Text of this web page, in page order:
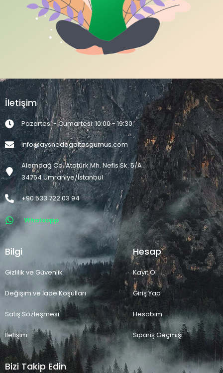
İletişim
Pazartesi - Cumartesi: 10:00 - 19:30
info@ayshedogaltasgumus.com
Alemdağ Cd. Atatürk Mh. Nefis Sk. 5/A
34764 Ümraniye/İstanbul
+90 533 722 03 94
Whatsapp
Bilgi
Gizlilik ve Güvenlik
Değişim ve İade Koşulları
Satış Sözleşmesi
İletişim
Hesap
Kayıt Ol
Giriş Yap
Hesabım
Sipariş Geçmişi
Bizi Takip Edin